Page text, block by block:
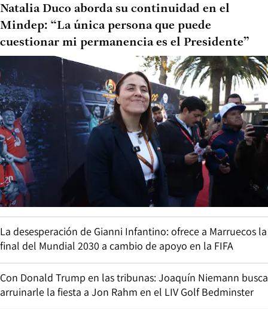
Natalia Duco aborda su continuidad en el
Mindep: “La única persona que puede
cuestionar mi permanencia es el Presidente”
La desesperación de Gianni Infantino: ofrece a Marruecos la
final del Mundial 2030 a cambio de apoyo en la FIFA
Con Donald Trump en las tribunas: Joaquín Niemann busca
arruinarle la fiesta a Jon Rahm en el LIV Golf Bedminster